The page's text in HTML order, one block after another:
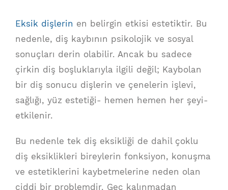
Eksik dişlerin en belirgin etkisi estetiktir. Bu
nedenle, diş kaybının psikolojik ve sosyal
sonuçları derin olabilir. Ancak bu sadece
çirkin diş boşluklarıyla ilgili değil; Kaybolan
bir diş sonucu dişlerin ve çenelerin işlevi,
sağlığı, yüz estetiği- hemen hemen her şeyi-
etkilenir.
Bu nedenle tek diş eksikliği de dahil çoklu
diş eksiklikleri bireylerin fonksiyon, konuşma
ve estetiklerini kaybetmelerine neden olan
ciddi bir problemdir. Geç kalınmadan